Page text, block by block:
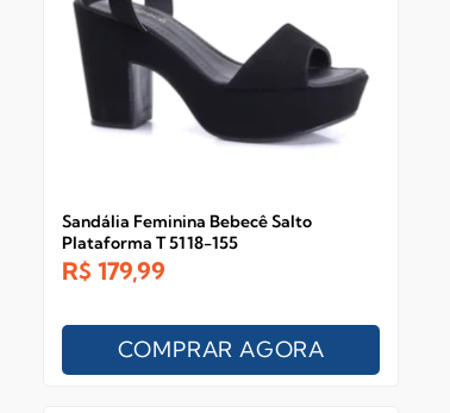
Sandália Feminina Bebecê Salto
Plataforma T 5118-155
R$ 179,99
COMPRAR AGORA